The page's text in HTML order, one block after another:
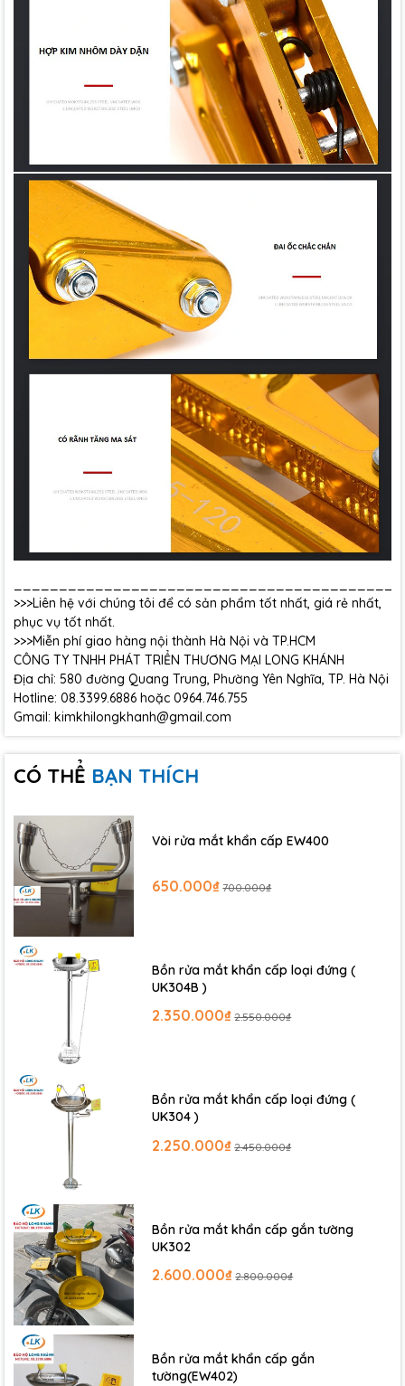
>>>Liên hệ với chúng tôi để có sản phẩm tốt nhất, giá rẻ nhất,
phục vụ tốt nhất.
>>>Miễn phí giao hàng nội thành Hà Nội và TP.HCM
CÔNG TY TNHH PHÁT TRIỂN THƯƠNG MẠI LONG KHÁNH
Địa chỉ: 580 đường Quang Trung, Phường Yên Nghĩa, TP. Hà Nội
Hotline: 08.3399.6886 hoặc 0964.746.755
Gmail: kimkhilongkhanh@gmail.com
CÓ THỂ BẠN THÍCH
Vòi rửa mắt khẩn cấp EW400
650.000₫ 700.000₫
Bồn rửa mắt khẩn cấp loại đứng (
UK304B )
2.350.000₫ 2.550.000₫
Bồn rửa mắt khẩn cấp loại đứng (
UK304 )
2.250.000₫ 2.450.000₫
Bồn rửa mắt khẩn cấp gắn tường
UK302
2.600.000₫ 2.800.000₫
Bồn rửa mắt khẩn cấp gắn
tường(EW402)